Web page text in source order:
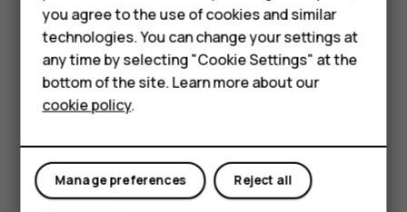
Accessories
HMD Terra M
For business
Tablets
Компоненты и разъемы, магнитные свойства
Не подключайте аппаратуру, которая формирует
выходной сигнал, так как это может повредить
устройство. Не подключайте источники напряжения к
аудиоразъему. При подключении к аудиоразъему
от рекомендованных для данного устройства,
уделите особое внимание уровню громкости.
Детали устройства обладают магнитными
you agree to the use of cookies and similar
technologies. You can change your settings at
any time by selecting "Cookie Settings" at the
bottom of the site. Learn more about our
cookie policy.
Reject all
Manage preferences